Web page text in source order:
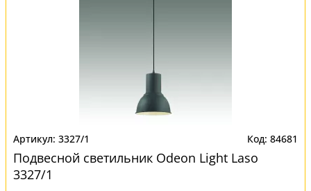
3327/1 84681
Подвесной светильник Odeon Light Laso
3327/1